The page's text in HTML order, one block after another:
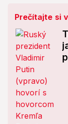
Prečítajte si